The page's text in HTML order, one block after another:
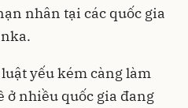
nhân tại các quốc gia
yếu kém càng làm
ở nhiều quốc gia đang